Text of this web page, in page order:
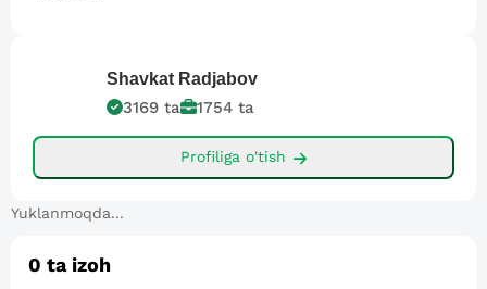
Shavkat Radjabov
3169 ta 1754 ta
Profiliga o'tish
Yuklanmoqda...
0 ta izoh